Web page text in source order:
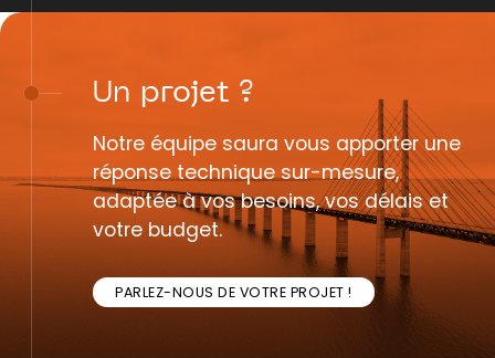
Un projet ?
Notre équipe saura vous apporter une
réponse technique sur-mesure,
adaptée à vos besoins, vos délais et
votre budget.
PARLEZ-NOUS DE VOTRE PROJET !